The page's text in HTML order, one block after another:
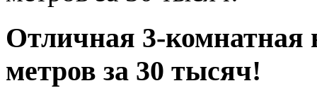
Отличная 3-
метров за 30 тысяч!